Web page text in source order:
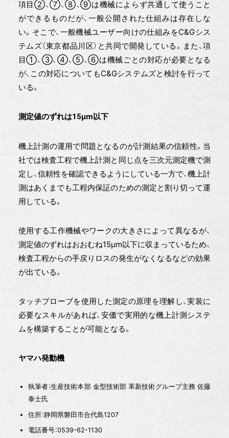
項目②、⑦、⑧、⑨は機械によらず共通して使うこと
ができるものだが、一般公開された仕組みは存在しな
い。そこで、一般機械ユーザー向けの仕組みをC&Gシス
テムズ（東京都品川区）と共同で開発している。また、項
目①、③、④、⑤、⑥は機械ごとの対応が必要となる
が、この対応についてもC&Gシステムズと検討を行って
いる。
測定値のずれは15μm以下
機上計測の運用で問題となるのが計測結果の信頼性。当
社では検査工程で機上計測と同じ点を三次元測定機で測
定し、信頼性を確認できるようにしている一方で、機上計
測はあくまでも工程内保証のための測定と割り切って運
用している。
使用する工作機械やワークの大きさによって異なるが、
測定値のずれはおおむね15μm以下に収まっているため、
検査工程からの手戻りロスの発生がなくなるなどの効果
が出ている。
タッチプローブを使用した測定の原理を理解し、実装に
必要なスキルがあれば、安価で実用的な機上計測システ
ムを構築することが可能となる。
ヤマハ発動機
執筆者：生産技術本部 金型技術部 革新技術グループ主務 佐藤
泰士氏
住所：静岡県磐田市合代島1207
電話番号：0539・62・1130